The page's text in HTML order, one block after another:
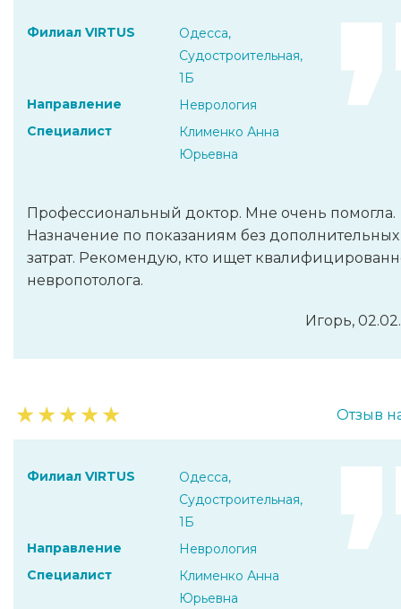
Филиал VIRTUS
Одесса,
Судостроительная,
1Б
Направление
Неврология
Специалист
Клименко Анна
Юрьевна
Профессиональный доктор. Мне очень помогла.
Назначение по показаниям без дополнительных
затрат. Рекомендую, кто ищет
невропотолога.
Игорь,
★★★★★ Отзыв
Филиал VIRTUS
Одесса,
Судостроительная,
1Б
Направление
Неврология
Специалист
Клименко Анна
Юрьевна